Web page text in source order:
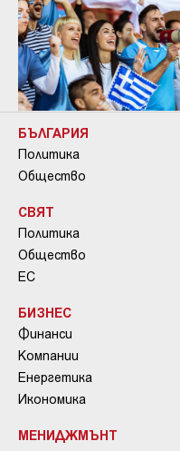
БЪЛГАРИЯ
Политика
Общество
СВЯТ
Политика
Общество
ЕС
БИЗНЕС
Финанси
Компании
Енергетика
Икономика
МЕНИДЖМЪНТ